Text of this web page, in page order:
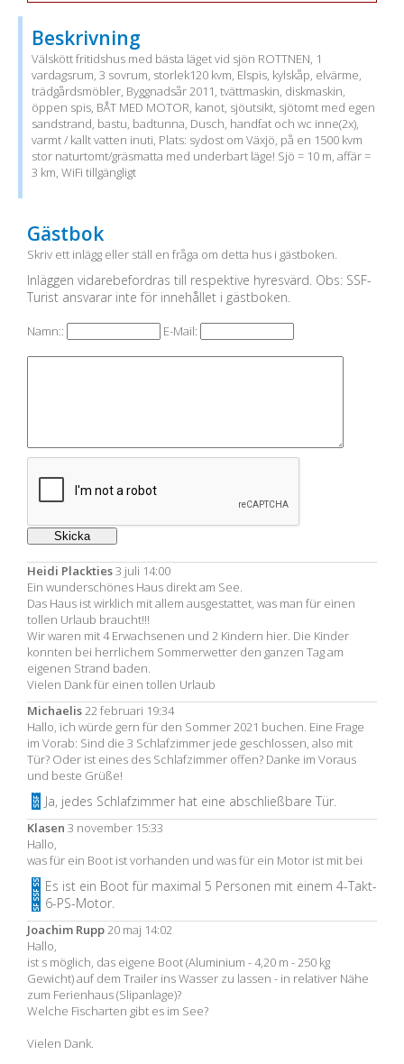
Beskrivning
Välskött fritidshus med bästa läget vid sjön ROTTNEN, 1
vardagsrum, 3 sovrum, storlek120 kvm, Elspis, kylskåp, elvärme,
trädgårdsmöbler, Byggnadsår 2011, tvättmaskin, diskmaskin,
öppen spis, BÅT MED MOTOR, kanot, sjöutsikt, sjötomt med egen
sandstrand, bastu, badtunna, Dusch, handfat och wc inne(2x),
varmt / kallt vatten inuti, Plats: sydost om Växjö, på en 1500 kvm
stor naturtomt/gräsmatta med underbart läge! Sjö = 10 m, affär =
3 km, WiFi tillgängligt
Gästbok
Skriv ett inlägg eller ställ en fråga om detta hus i gästboken.
Inläggen vidarebefordras till respektive hyresvärd. Obs: SSF-
Turist ansvarar inte för innehållet i gästboken.
Namn:: E-Mail:
Heidi Plackties3 juli 14:00
Ein wunderschönes Haus direkt am See.
Das Haus ist wirklich mit allem ausgestattet, was man für einen
tollen Urlaub braucht!!!
Wir waren mit 4 Erwachsenen und 2 Kindern hier. Die Kinder
konnten bei herrlichem Sommerwetter den ganzen Tag am
eigenen Strand baden.
Vielen Dank für einen tollen Urlaub
Michaelis22 februari 19:34
Hallo, ich würde gern für den Sommer 2021 buchen. Eine Frage
im Vorab: Sind die 3 Schlafzimmer jede geschlossen, also mit
Tür? Oder ist eines des Schlafzimmer offen? Danke im Voraus
und beste Grüße!
Ja, jedes Schlafzimmer hat eine abschließbare Tür.
Klasen 3 november 15:33
Hallo,
was für ein Boot ist vorhanden und was für ein Motor ist mit bei
Es ist ein Boot für maximal 5 Personen mit einem 4-Takt-
6-PS-Motor.
Joachim Rupp20 maj 14:02
Hallo,
ist s möglich, das eigene Boot (Aluminium - 4,20 m - 250 kg
Gewicht) auf dem Trailer ins Wasser zu lassen - in relativer Nähe
zum Ferienhaus (Slipanlage)?
Welche Fischarten gibt es im See?
Vielen Dank.